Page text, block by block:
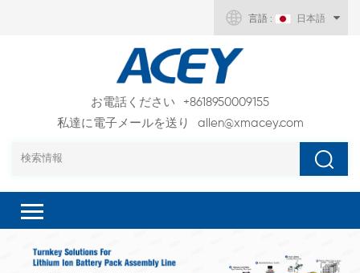
言語 : 日本語
お電話ください
+8618950009155
私達に電子メールを送り
allen@xmacey.com